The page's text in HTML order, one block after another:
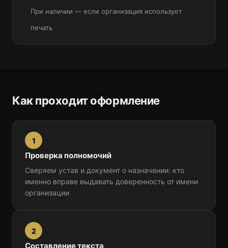
При наличии — если организация использует
печать
Как проходит оформление
1
Проверка полномочий
Сверяем устав и документ о назначении: кто
именно вправе выдавать доверенность от имени
организации
2
Составление текста